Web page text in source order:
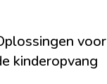
voor
kinderopvang